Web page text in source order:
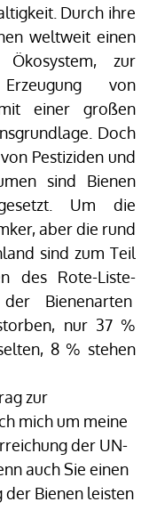
Durch ihre
weltweit einen
Ökosystem, zur
von
einer großen
Doch
Pestiziden und
sind Bienen
Um die
aber die rund
sind zum Teil
des Rote-Liste-
Bienenarten
nur 37 %
8 % stehen
zur
mich um meine
der UN-
auch Sie einen
Bienen leisten